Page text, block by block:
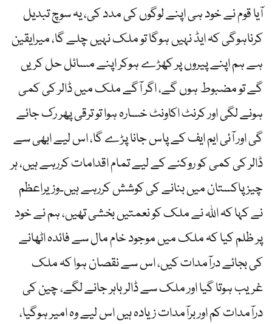
آیا قوم نے خود ہی اپنے لوگوں کی مدد کی، یہ سوچ تبدیل
کرناہوگی کہ ایڈ نہیں ہوگا تو ملک نہیں چلے گا، میرایقین
ہے ہم اپنے پیروں پر کھڑے ہوکر اپنے مسائل حل کریں
گے تو مضبوط ہوں گے، اگر آگے ملک میں ڈالر کی کمی
ہونے لگی اور کرنٹ اکاونٹ خسارہ ہوا تو ترقی پھر رک جائے
گی اور آئی ایم ایف کے پاس جانا پڑے گا، اس لیے ابھی سے
ڈالر کی کمی کو روکنے کے لیے تمام اقدامات کررہے ہیں، ہر
چیز پاکستان میں بنانے کی کوشش کررہے ہیں۔وزیراعظم
نے کہا کہ اللہ نے ملک کو نعمتیں بخشی تھیں، ہم نے خود
پر ظلم کیا کہ ملک میں موجود خام مال سے فائدہ اٹھانے
کی بجائے درآمدات کیں، اس سے نقصان ہوا کہ ملک
غریب ہوتا گیا اور ملک سے ڈالر باہر جانے لگے، چین کی
درآمدات کم اور برآمدات زیادہ ہیں اس لیے وہ امیر ہوگیا،